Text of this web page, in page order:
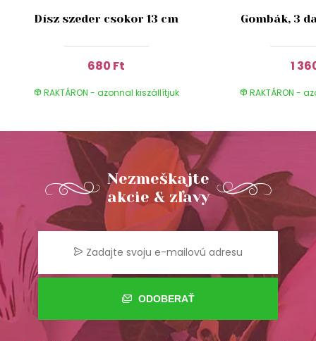
Dísz szeder csokor 13 cm
680 Ft
RAKTÁRON - azonnal kiszállítjuk
Gombák, 3
1
RAKTÁRON -
Nezmeškajte
akcie & zľavy
ODOBERAŤ